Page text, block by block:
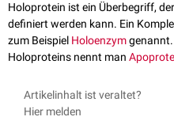
Holoprotein ist ein Überbegriff,
definiert werden kann. Ein
zum Beispiel Holoenzymgenannt.
Holoproteins nennt man
Artikelinhalt ist veraltet?
Hier melden